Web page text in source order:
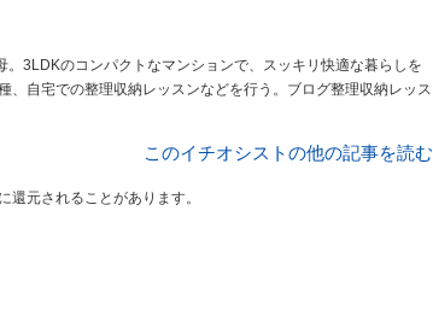
3LDKのコンパクトなマンションで、スッキリ快適な暮らしを
自宅での整理収納レッスンなどを行う。ブログ整理収納レッス
このイチオシストの他の記事を読む
元されることがあります。